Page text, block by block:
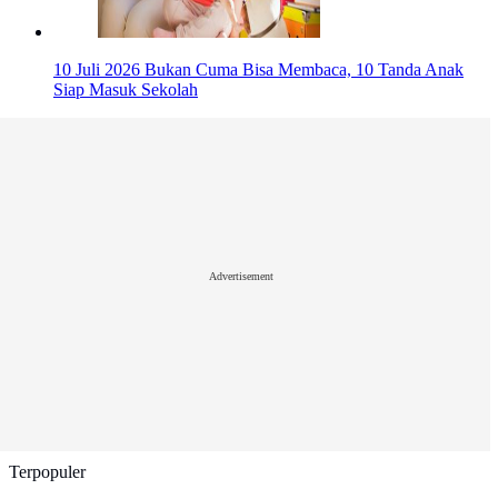
10 Juli 2026 Bukan Cuma Bisa Membaca, 10 Tanda Anak
Siap Masuk Sekolah
Advertisement
Terpopuler